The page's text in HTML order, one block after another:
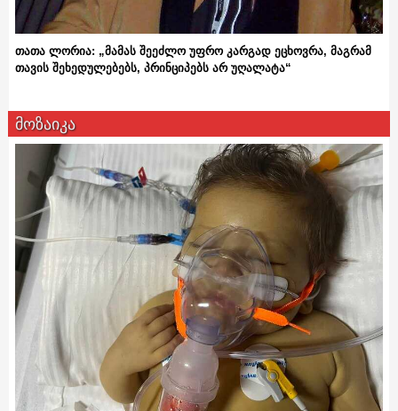
თათა ლორია: „მამას შეეძლო უფრო კარგად ეცხოვრა, მაგრამ
თავის შეხედულებებს, პრინციპებს არ უღალატა“
მოზაიკა